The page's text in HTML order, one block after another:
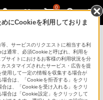
0
デジタルスチルカメラ DSC-TX9
にCookieを利用しておりま
、サービスのリクエストに相当する利
通常、必須Cookieと呼ばれ、利用を
サイトにおけるお客様の利用状況を分
スタマイズされたサービス・広告を提
用して一定の情報を収集する場合が
合は、「Cookieを拒否する」をクリ
は、「Cookieを受け入れる」をクリ
合は「Cookie設定」をクリックして